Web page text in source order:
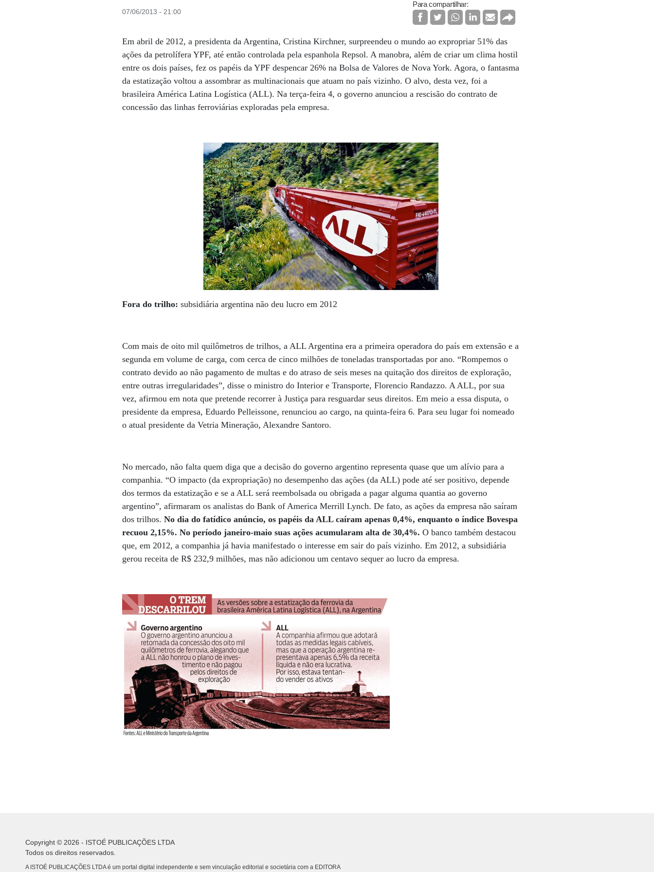
07/06/2013 - 21:00
Para compartilhar:
Em abril de 2012, a presidenta da Argentina, Cristina Kirchner, surpreendeu o mundo ao expropriar 51% das
ações da petrolífera YPF, até então controlada pela espanhola Repsol. A manobra, além de criar um clima hostil
entre os dois países, fez os papéis da YPF despencar 26% na Bolsa de Valores de Nova York. Agora, o fantasma
da estatização voltou a assombrar as multinacionais que atuam no país vizinho. O alvo, desta vez, foi a
brasileira América Latina Logística (ALL). Na terça-feira 4, o governo anunciou a rescisão do contrato de
concessão das linhas ferroviárias exploradas pela empresa.
Fora do trilho:subsidiária argentina não deu lucro em 2012
Com mais de oito mil quilômetros de trilhos, a ALL Argentina era a primeira operadora do país em extensão e a
segunda em volume de carga, com cerca de cinco milhões de toneladas transportadas por ano. “Rompemos o
contrato devido ao não pagamento de multas e do atraso de seis meses na quitação dos direitos de exploração,
entre outras irregularidades”, disse o ministro do Interior e Transporte, Florencio Randazzo. A ALL, por sua
vez, afirmou em nota que pretende recorrer à Justiça para resguardar seus direitos. Em meio a essa disputa, o
presidente da empresa, Eduardo Pelleissone, renunciou ao cargo, na quinta-feira 6. Para seu lugar foi nomeado
o atual presidente da Vetria Mineração, Alexandre Santoro.
No mercado, não falta quem diga que a decisão do governo argentino representa quase que um alívio para a
companhia. “O impacto (da expropriação) no desempenho das ações (da ALL) pode até ser positivo, depende
dos termos da estatização e se a ALL será reembolsada ou obrigada a pagar alguma quantia ao governo
argentino”, afirmaram os analistas do Bank of America Merrill Lynch. De fato, as ações da empresa não saíram
dos trilhos.No dia do fatídico anúncio, os papéis da ALL caíram apenas 0,4%, enquanto o índice Bovespa
recuou 2,15%. No período janeiro-maio suas ações acumularam alta de 30,4%.O banco também destacou
que, em 2012, a companhia já havia manifestado o interesse em sair do país vizinho. Em 2012, a subsidiária
gerou receita de R$ 232,9 milhões, mas não adicionou um centavo sequer ao lucro da empresa.
Copyright © 2026 - ISTOÉ PUBLICAÇÕES LTDA
Todos os direitos reservados.
A ISTOÉ PUBLICAÇÕES LTDA é um portal digital independente e sem vinculação editorial e societária com a EDITORA